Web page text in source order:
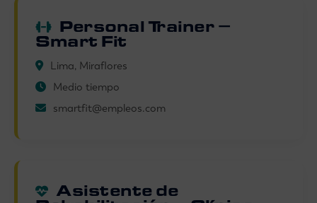
Personal Trainer –
Smart Fit
Lima, Miraflores
Medio tiempo
smartfit@empleos.com
Asistente de